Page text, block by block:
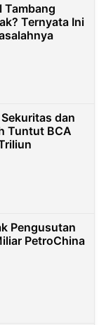
Tambang
Ternyata Ini
dan
Tuntut BCA
Pengusutan
PetroChina